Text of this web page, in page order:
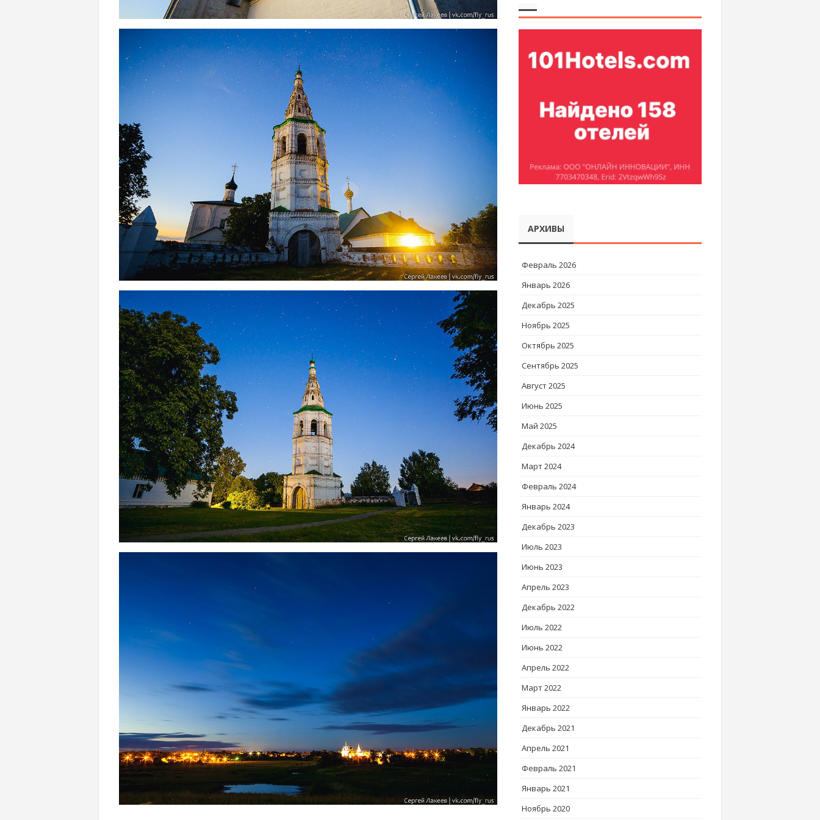
АРХИВЫ
Февраль 2026
Январь 2026
Декабрь 2025
Ноябрь 2025
Октябрь 2025
Сентябрь 2025
Август 2025
Июнь 2025
Май 2025
Декабрь 2024
Март 2024
Февраль 2024
Январь 2024
Декабрь 2023
Июль 2023
Июнь 2023
Апрель 2023
Декабрь 2022
Июль 2022
Июнь 2022
Апрель 2022
Март 2022
Январь 2022
Декабрь 2021
Апрель 2021
Февраль 2021
Январь 2021
Ноябрь 2020